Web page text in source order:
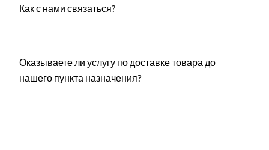
Как с нами связаться?
Оказываете ли услугу по доставке товара до
нашего пункта назначения?